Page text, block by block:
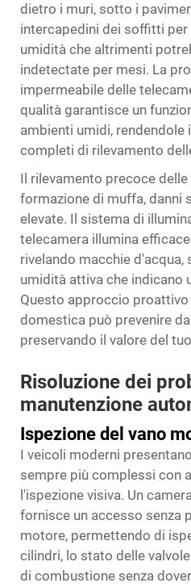
dietro i muri, sotto i
intercapedini dei soffitti
umidità che altrimenti
indetectate per mesi. La
impermeabile delle
qualità garantisce un
ambienti umidi,
completi di rilevamento
Il rilevamento precoce
formazione di muffa, danni
elevate. Il sistema di
telecamera illumina
rivelando macchie d'acqua,
umidità attiva che indicano
Questo approccio
domestica può prevenire
preservando il valore del
Risoluzione dei
manutenzione
Ispezione del vano
I veicoli moderni
sempre più complessi con
l'ispezione visiva. Un
fornisce un accesso senza
motore, permettendo di
cilindri, lo stato delle
di combustione senza